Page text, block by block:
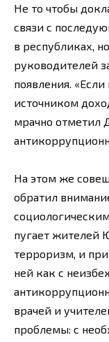
Не то чтобы
связи с
в республиках,
руководителей
появления. «Если
источником
мрачно отметил
На этом же
обратил
пугает жителей
терроризм, и
ней как с
врачей и
проблемы: с